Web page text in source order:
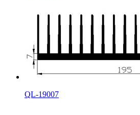
QL-19007